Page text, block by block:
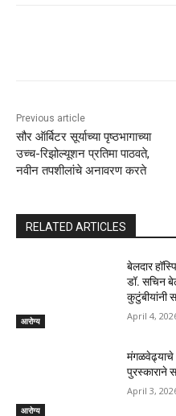
Previous article
सौर ऑर्बिटर सूर्याच्या पृष्ठभागाच्या
उच्च-रिझोल्यूशन प्रतिमा पाठवते,
नवीन तपशीलांचे अनावरण करते
RELATED ARTICLES
आरोग्य
बेलदार
डॉ. सचिन
कुटुंबीयांनी
April 4,
आरोग्य
मंगळवेढ्याचे
पुरस्काराने
April 3,